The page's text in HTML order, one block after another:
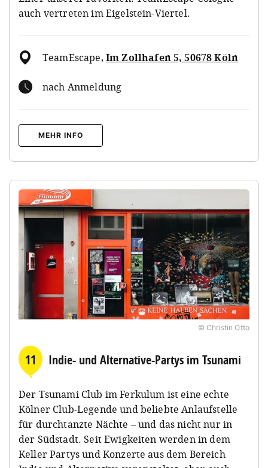
auch vertreten im Eigelstein-Viertel.
TeamEscape, Im Zollhafen 5, 50678 Köln
nach Anmeldung
MEHR INFO
© Christin Otto
11 Indie- und Alternative-Partys im Tsunami
Der Tsunami Club im Ferkulum ist eine echte
Kölner Club-Legende und beliebte Anlaufstelle
für durchtanzte Nächte – und das nicht nur in
der Südstadt. Seit Ewigkeiten werden in dem
Keller Partys und Konzerte aus dem Bereich